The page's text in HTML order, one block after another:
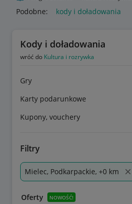
Podobne: kody i doładowania
Kody i doładowania
wróć do Kultura i rozrywka
Gry
Karty podarunkowe
Kupony, vouchery
Filtry
Mielec, Podkarpackie, +0 km
Oferty NOWOŚĆ!